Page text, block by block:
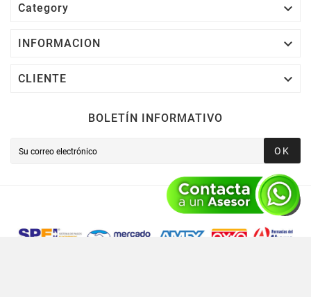
Category 
INFORMACION 
CLIENTE 
BOLETÍN INFORMATIVO
OK